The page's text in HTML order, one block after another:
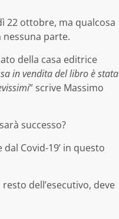
22 ottobre, ma qualcosa
nessuna parte.
della casa editrice
in vendita del libro è stata
” scrive Massimo
successo?
Covid-19’ in questo
dell’esecutivo, deve